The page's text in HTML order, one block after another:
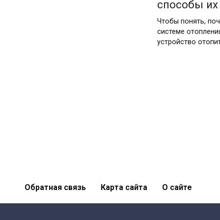
способы их
Чтобы понять,
системе
устройство
Обратная связь Карта сайта О сайте